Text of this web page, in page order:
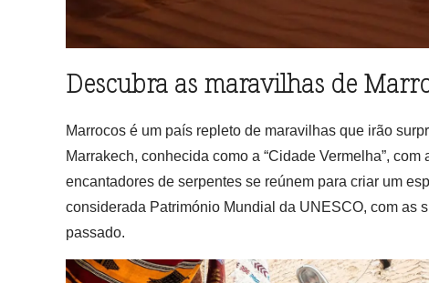
Descubra as maravilhas de
Marrocos é um país repleto de maravilhas que irão
Marrakech, conhecida como a “Cidade Vermelha”,
encantadores de serpentes se reúnem para criar um
considerada Património Mundial da UNESCO, com as
passado.